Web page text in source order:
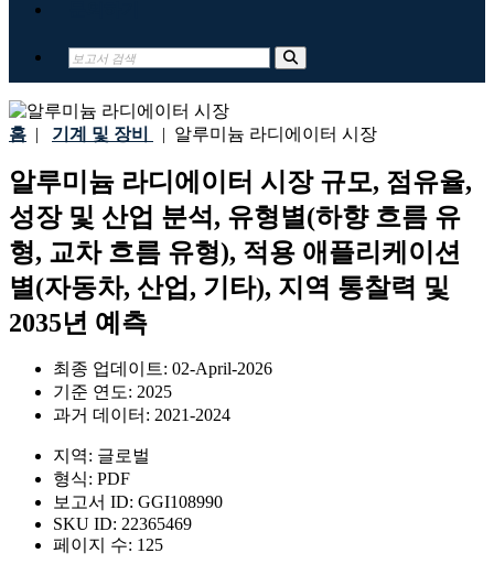
홈 | 기계 및 장비 | 알루미늄 라디에이터 시장
알루미늄 라디에이터 시장 규모, 점유율,
성장 및 산업 분석, 유형별(하향 흐름 유
형, 교차 흐름 유형), 적용 애플리케이션
별(자동차, 산업, 기타), 지역 통찰력 및
2035년 예측
최종 업데이트: 02-April-2026
기준 연도: 2025
과거 데이터: 2021-2024
지역: 글로벌
형식: PDF
보고서 ID: GGI108990
SKU ID: 22365469
페이지 수: 125